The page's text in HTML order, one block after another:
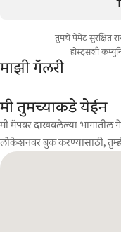
तुमचे पेमेंट सुरक्षित
होस्ट्सशी
माझी गॅलरी
मी तुमच्याकडे येईन
मी मॅपवर दाखवलेल्या भागातील
लोकेशनवर बुक करण्यासाठी,